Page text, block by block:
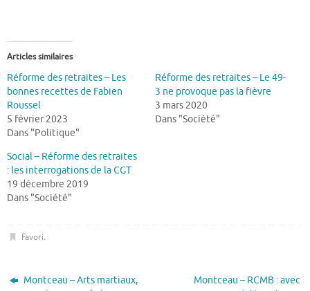
Articles similaires
Réforme des retraites – Les
bonnes recettes de Fabien
Roussel
5 février 2023
Dans "Politique"
Réforme des retraites – Le 49-
3 ne provoque pas la fièvre
3 mars 2020
Dans "Société"
Social – Réforme des retraites
: les interrogations de la CGT
19 décembre 2019
Dans "Société"
Favori.
Montceau – Arts martiaux,
Montceau – RCMB : avec